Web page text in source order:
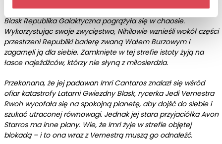
Po wstrząsającym zniszczeniu przez Nihilów Latarni Gwiezdny
Blask Republika Galaktyczna pogrążyła się w chaosie.
Wykorzystując swoje zwycięstwo, Nihilowie wznieśli wokół części
przestrzeni Republiki barierę zwaną Wałem Burzowym i
zagarnęli ją dla siebie. Zamknięte w tej strefie istoty żyją na
łasce najeźdźców, którzy nie słyną z miłosierdzia.
Przekonana, że jej padawan Imri Cantaros znalazł się wśród
ofiar katastrofy Latarni Gwiezdny Blask, rycerka Jedi Vernestra
Rwoh wycofała się na spokojną planetę, aby dojść do siebie i
szukać utraconej równowagi. Jednak jej stara przyjaciółka Avon
Starros ma inne plany. Wie, że Imri żyje w strefie objętej
blokadą – i to ona wraz z Vernestrą muszą go odnaleźć.